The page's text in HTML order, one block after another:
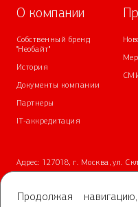
О компании
Собственный бренд
"Необайт"
История
Документы компании
Партнеры
IT-аккредитация
Адрес: 127018, г. Москва, ул.
Телефон:+7 (499) 700-05-05
Продолжая